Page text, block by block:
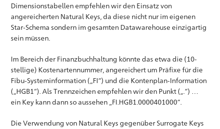
Dimensionstabellen empfehlen wir den Einsatz von
angereicherten Natural Keys, da diese nicht nur im eigenen
Star-Schema sondern im gesamten Datawarehouse einzigartig
sein müssen.
Im Bereich der Finanzbuchhaltung könnte das etwa die (10-
stellige) Kostenartennummer, angereichert um Präfixe für die
Fibu-Systeminformation („FI“) und die Kontenplan-Information
(„HGB1“). Als Trennzeichen empfehlen wir den Punkt („.“) …
ein Key kann dann so aussehen „FI.HGB1.0000401000“.
Die Verwendung von Natural Keys gegenüber Surrogate Keys